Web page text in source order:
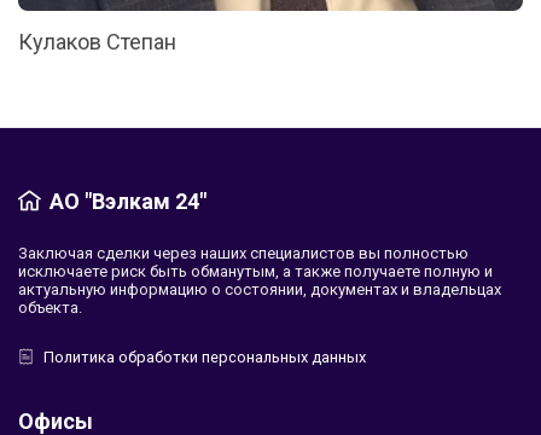
Кулаков Степан
АО "Вэлкам 24"
Заключая сделки через наших специалистов вы полностью
исключаете риск быть обманутым, а также получаете полную и
актуальную информацию о состоянии, документах и владельцах
объекта.
Политика обработки персональных данных
Офисы